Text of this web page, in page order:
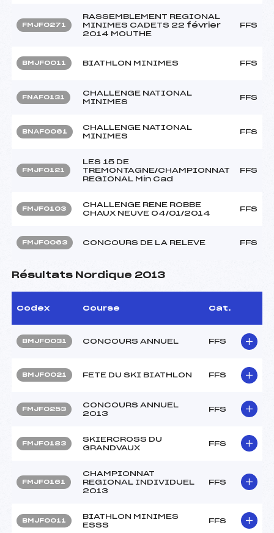
FMJF0271
RASSEMBLEMENT REGIONAL
MINIMES CADETS 22 février
2014 MOUTHE
FFS
BMJF0011 BIATHLON MINIMES FFS
FNAF0131
CHALLENGE NATIONAL
MINIMES
FFS
BNAF0061
CHALLENGE NATIONAL
MINIMES
FFS
FMJF0121
LES 15 DE
TREMONTAGNE/CHAMPIONNAT
REGIONAL Min Cad
FFS
FMJF0103
CHALLENGE RENE ROBBE
CHAUX NEUVE 04/01/2014
FFS
FMJF0063 CONCOURS DE LA RELEVE FFS
Résultats Nordique 2013
Codex Course Cat.
BMJF0031 CONCOURS ANNUEL FFS
BMJF0021 FETE DU SKI BIATHLON FFS
FMJF0253
CONCOURS ANNUEL
2013
FFS
FMJF0183
SKIERCROSS DU
GRANDVAUX
FFS
FMJF0161
CHAMPIONNAT
REGIONAL INDIVIDUEL
2013
FFS
BMJF0011
BIATHLON MINIMES
ESSS
FFS